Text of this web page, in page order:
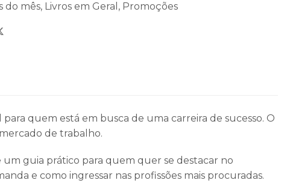
do mês, Livros em Geral , Promoções
quem está em busca de uma carreira de sucesso. O
de trabalho.
guia prático para quem quer se destacar no
e como ingressar nas profissões mais procuradas.